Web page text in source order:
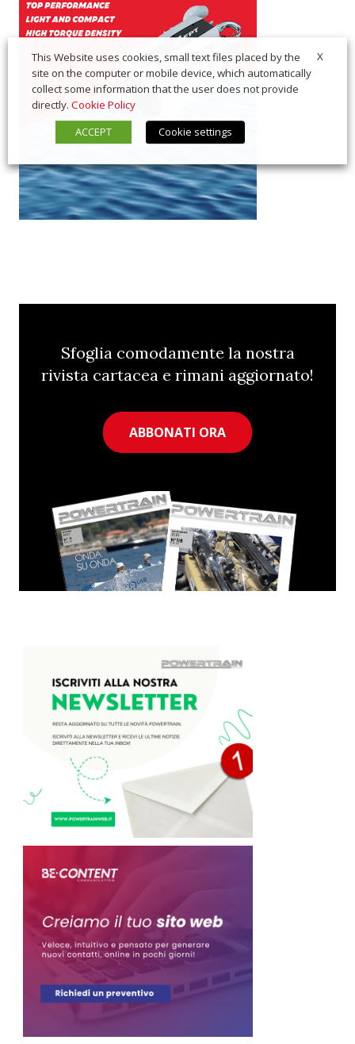
Sfoglia comodamente la nostra
rivista cartacea e rimani aggiornato!
ABBONATI ORA
X
This Website uses cookies, small text files placed by the
site on the computer or mobile device, which automatically
collect some information that the user does not provide
directly. Cookie Policy
ACCEPT
Cookie settings